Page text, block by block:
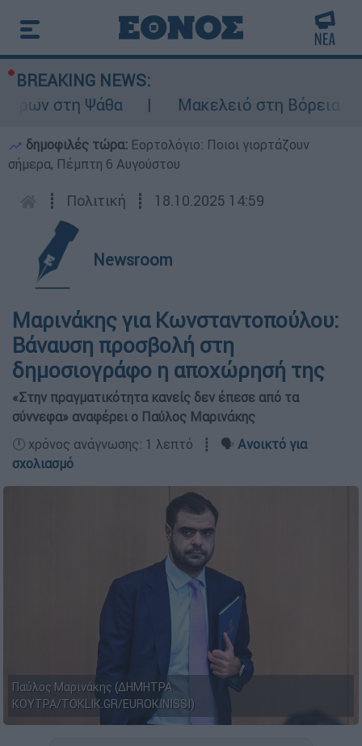
BREAKING NEWS:
στη Ψάθα
Μακελειό στη Βόρεια
δημοφιλές τώρα: Εορτολόγιο: Ποιοι γιορτάζουν
σήμερα, Πέμπτη 6 Αυγούστου
┋ Πολιτική ┋ 18.10.2025 14:59
Newsroom
Μαρινάκης για Κωνσταντοπούλου:
Βάναυση προσβολή στη
δημοσιογράφο η αποχώρησή της
«Στην πραγματικότητα κανείς δεν έπεσε από τα
σύννεφα» αναφέρει ο Παύλος Μαρινάκης
🕛 χρόνος ανάγνωσης: 1 λεπτό ┋ 🗣️ Ανοικτό για
σχολιασμό
Παύλος Μαρινάκης (ΔΗΜΗΤΡΑ
ΚΟΥΤΡΑ/TOKLIK.GR/EUROKINISSI)